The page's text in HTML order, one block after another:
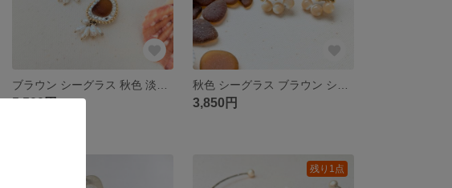
5,500円 3,850円
残り1点